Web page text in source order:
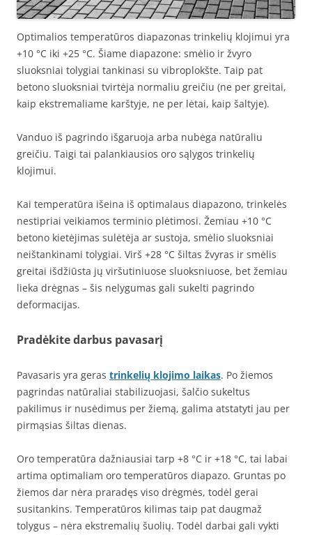
Optimalios temperatūros diapazonas trinkelių klojimui yra
+10 °C iki +25 °C. Šiame diapazone: smėlio ir žvyro
sluoksniai tolygiai tankinasi su vibroplokšte. Taip pat
betono sluoksniai tvirtėja normaliu greičiu (ne per greitai,
kaip ekstremaliame karštyje, ne per lėtai, kaip šaltyje).
Vanduo iš pagrindo išgaruoja arba nubėga natūraliu
greičiu. Taigi tai palankiausios oro sąlygos trinkelių
klojimui.
Kai temperatūra išeina iš optimalaus diapazono, trinkelės
nestipriai veikiamos terminio plėtimosi. Žemiau +10 °C
betono kietėjimas sulėtėja ar sustoja, smėlio sluoksniai
neištankinami tolygiai. Virš +28 °C šiltas žvyras ir smėlis
greitai išdžiūsta jų viršutiniuose sluoksniuose, bet žemiau
lieka drėgnas – šis nelygumas gali sukelti pagrindo
deformacijas.
Pradėkite darbus pavasarį
Pavasaris yra geras trinkelių klojimo laikas. Po žiemos
pagrindas natūraliai stabilizuojasi, šalčio sukeltus
pakilimus ir nusėdimus per žiemą, galima atstatyti jau per
pirmąsias šiltas dienas.
Oro temperatūra dažniausiai tarp +8 °C ir +18 °C, tai labai
artima optimaliam oro temperatūros diapazo. Gruntas po
žiemos dar nėra praradęs viso drėgmės, todėl gerai
susitankins. Temperatūros kilimas taip pat daugmaž
tolygus – nėra ekstremalių šuolių. Todėl darbai gali vykti